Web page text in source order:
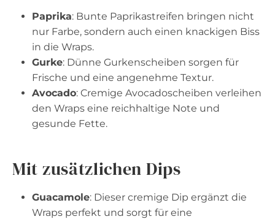
Paprika: Bunte Paprikastreifen bringen nicht
nur Farbe, sondern auch einen knackigen Biss
in die Wraps.
Gurke: Dünne Gurkenscheiben sorgen für
Frische und eine angenehme Textur.
Avocado: Cremige Avocadoscheiben verleihen
den Wraps eine reichhaltige Note und
gesunde Fette.
Mit zusätzlichen Dips
Guacamole: Dieser cremige Dip ergänzt die
Wraps perfekt und sorgt für eine